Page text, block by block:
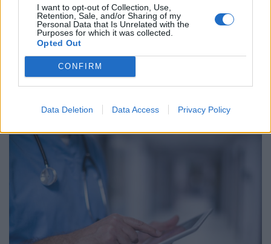
I want to opt-out of Collection, Use,
Retention, Sale, and/or Sharing of my
Personal Data that Is Unrelated with the
Purposes for which it was collected.
Opted Out
CONFIRM
Data Deletion Data Access Privacy Policy
απεξάρτησης
06 Ιουλίου 2026
ΣΧΕΤΙΚΑ ΑΡΘΡΑ